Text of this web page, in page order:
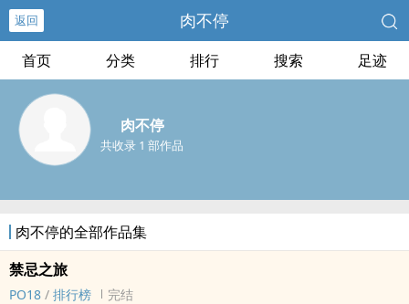
返回 肉不停
首页 分类 排行 搜索 足迹
肉不停
共收录 1 部作品
肉不停的全部作品集
禁忌之旅
‍‎‍P‍‍‌O‎‍1‎‌8‍‎ / 排行榜
完结